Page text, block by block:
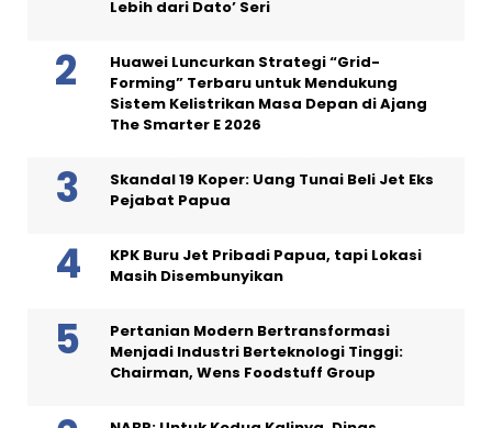
Lebih dari Dato’ Seri
Huawei Luncurkan Strategi “Grid-
Forming” Terbaru untuk Mendukung
Sistem Kelistrikan Masa Depan di Ajang
The Smarter E 2026
Skandal 19 Koper: Uang Tunai Beli Jet Eks
Pejabat Papua
KPK Buru Jet Pribadi Papua, tapi Lokasi
Masih Disembunyikan
Pertanian Modern Bertransformasi
Menjadi Industri Berteknologi Tinggi:
Chairman, Wens Foodstuff Group